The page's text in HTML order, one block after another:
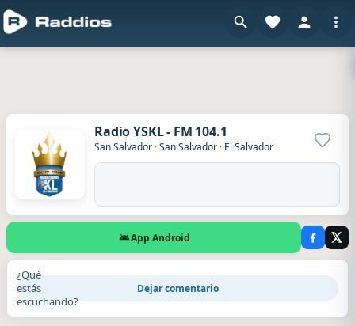
Radio YSKL - FM 104.1
San Salvador ·San Salvador · El Salvador
App Android
¿Qué
estás
escuchando?
Dejar comentario